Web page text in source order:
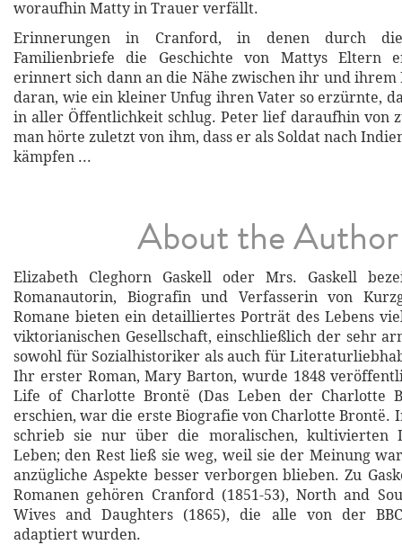
woraufhin Matty in Trauer verfällt.
Erinnerungen in Cranford, in denen durch
Familienbriefe die Geschichte von Mattys Eltern
erinnert sich dann an die Nähe zwischen ihr und
daran, wie ein kleiner Unfug ihren Vater so erzürnte,
in aller Öffentlichkeit schlug. Peter lief daraufhin von
man hörte zuletzt von ihm, dass er als Soldat nach
kämpfen ...
About the Author
Elizabeth Cleghorn Gaskell oder Mrs. Gaskell
Romanautorin, Biografin und Verfasserin von
Romane bieten ein detailliertes Porträt des Lebens
viktorianischen Gesellschaft, einschließlich der sehr
sowohl für Sozialhistoriker als auch für
Ihr erster Roman, Mary Barton, wurde 1848
Life of Charlotte Brontë (Das Leben der Charlotte
erschien, war die erste Biografie von Charlotte Brontë.
schrieb sie nur über die moralischen, kultivierten
Leben; den Rest ließ sie weg, weil sie der Meinung
anzügliche Aspekte besser verborgen blieben. Zu
Romanen gehören Cranford (1851-53), North and
Wives and Daughters (1865), die alle von der
adaptiert wurden.